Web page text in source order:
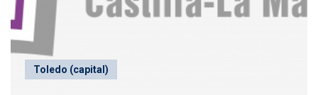
Toledo (capital)